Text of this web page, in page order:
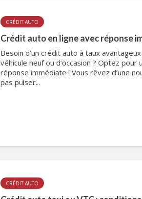
CRÉDIT AUTO
Crédit auto en ligne avec réponse
Besoin d’un crédit auto à taux
véhicule neuf ou d’occasion ? Optez
réponse immédiate ! Vous rêvez d’une
pas puiser...
CRÉDIT AUTO